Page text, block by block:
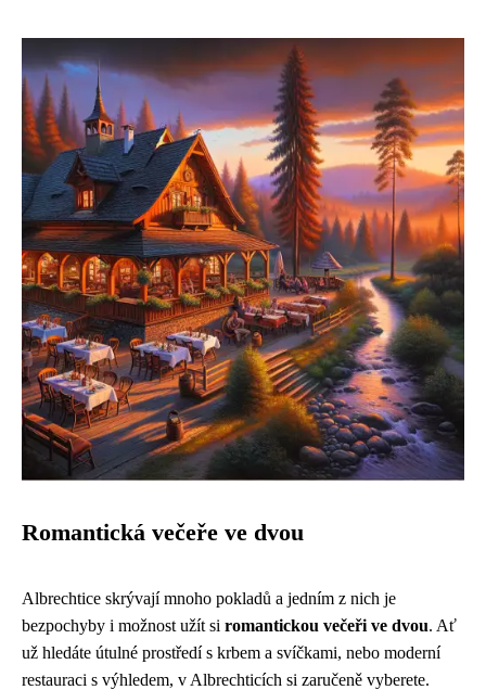
Romantická večeře ve dvou
Albrechtice skrývají mnoho pokladů a jedním z nich je
bezpochyby i možnost užít si romantickou večeři ve dvou. Ať
už hledáte útulné prostředí s krbem a svíčkami, nebo moderní
restauraci s výhledem, v Albrechticích si zaručeně vyberete.